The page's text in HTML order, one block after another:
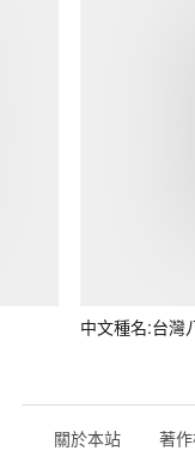
中文種名:台灣
關於本站 著